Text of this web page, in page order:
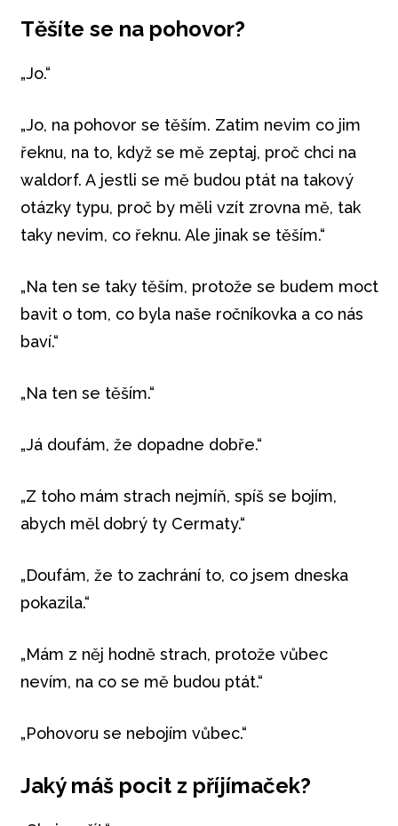
Těšíte se na pohovor?
„Jo.“
„Jo, na pohovor se těším. Zatim nevim co jim
řeknu, na to, když se mě zeptaj, proč chci na
waldorf. A jestli se mě budou ptát na takový
otázky typu, proč by měli vzít zrovna mě, tak
taky nevim, co řeknu. Ale jinak se těším.“
„Na ten se taky těším, protože se budem moct
bavit o tom, co byla naše ročníkovka a co nás
baví.“
„Na ten se těším.“
„Já doufám, že dopadne dobře.“
„Z toho mám strach nejmíň, spíš se bojím,
abych měl dobrý ty Cermaty.“
„Doufám, že to zachrání to, co jsem dneska
pokazila.“
„Mám z něj hodně strach, protože vůbec
nevím, na co se mě budou ptát.“
„Pohovoru se nebojím vůbec.“
Jaký máš pocit z příjímaček?